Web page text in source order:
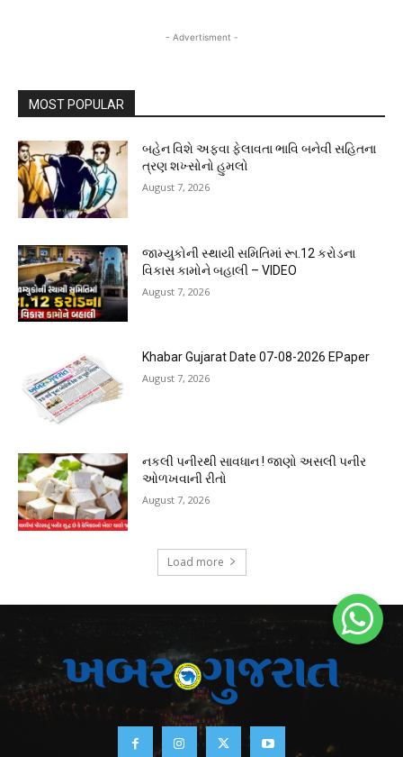
- Advertisment -
MOST POPULAR
બહેન વિશે અફવા ફેલાવતા ભાવિ બનેવી સહિતના
ત્રણ શખ્સોનો હુમલો
August 7, 2026
જામ્યુકોની સ્થાયી સમિતિમાં રૂા.12 કરોડના
વિકાસ કામોને બહાલી – VIDEO
August 7, 2026
Khabar Gujarat Date 07-08-2026 EPaper
August 7, 2026
નકલી પનીરથી સાવધાન ! જાણો અસલી પનીર
ઓળખવાની રીતો
August 7, 2026
Load more